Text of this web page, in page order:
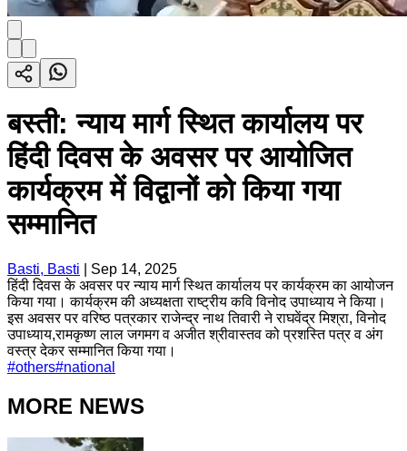
बस्ती: न्याय मार्ग स्थित कार्यालय पर
हिंदी दिवस के अवसर पर आयोजित
कार्यक्रम में विद्वानों को किया गया
सम्मानित
Basti, Basti
Sep 14, 2025
हिंदी दिवस के अवसर पर न्याय मार्ग स्थित कार्यालय पर कार्यक्रम का आयोजन
किया गया। कार्यक्रम की अध्यक्षता राष्ट्रीय कवि विनोद उपाध्याय ने किया।
इस अवसर पर वरिष्ठ पत्रकार राजेन्द्र नाथ तिवारी ने राघवेंद्र मिश्रा, विनोद
उपाध्याय,रामकृष्ण लाल जगमग व अजीत श्रीवास्तव को प्रशस्ति पत्र व अंग
वस्त्र देकर सम्मानित किया गया।
#others#national
MORE NEWS